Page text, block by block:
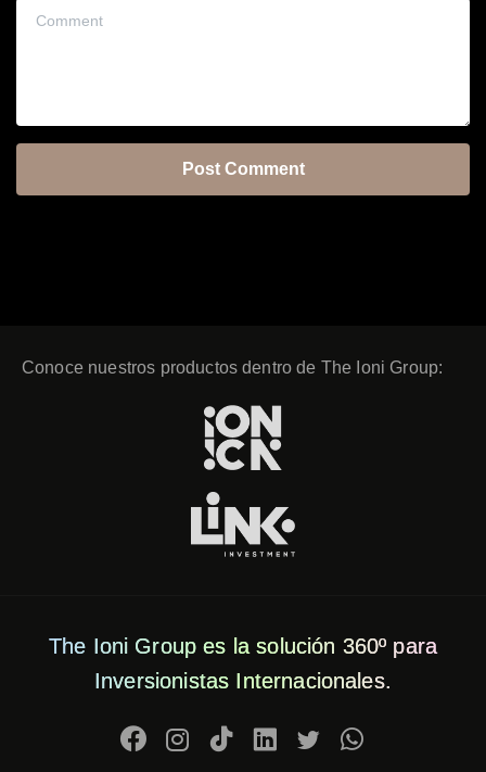
Comment
Conoce nuestros productos dentro de The Ioni Group:
The Ioni Group es la solución 360º para
Inversionistas Internacionales.